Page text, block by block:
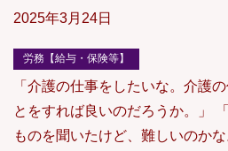
2025年3月24日
労務【給与・保険等】
「介護の仕事をしたいな。介護
とをすれば良いのだろうか。」
ものを聞いたけど、難しいのか